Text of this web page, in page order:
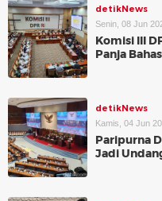
detikNews
Senin, 08 Jun
Komisi III
Panja
detikNews
Kamis, 04 Jun
Paripurna
Jadi